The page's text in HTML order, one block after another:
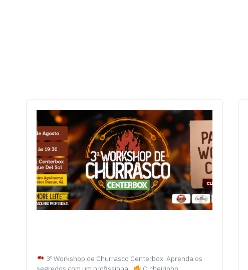
3º Workshop de Churrasco Centerbox: Aprenda os